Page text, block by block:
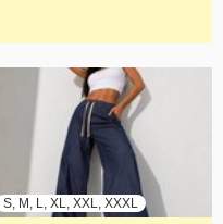
S, M, L, XL, XXL, XXXL